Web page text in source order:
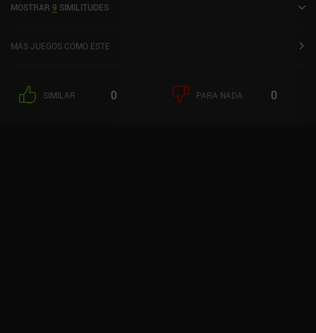
y de 4,9 sobre 5,0 en la App Store de iOS.
MOSTRAR 9 SIMILITUDES
MÁS JUEGOS COMO ESTE
SIMILAR 0 PARA NADA 0